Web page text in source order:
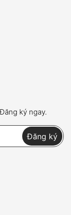
ký ngay.
Đăng ký